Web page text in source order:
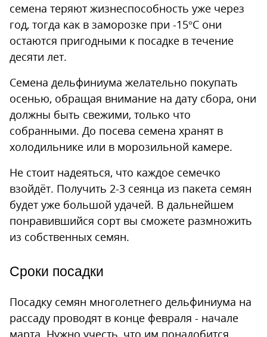
семена теряют жизнеспособность уже через
год, тогда как в заморозке при -15°С они
остаются пригодными к посадке в течение
десяти лет.
Семена дельфиниума желательно покупать
осенью, обращая внимание на дату сбора, они
должны быть свежими, только что
собранными. До посева семена хранят в
холодильнике или в морозильной камере.
Не стоит надеяться, что каждое семечко
взойдёт. Получить 2-3 сеянца из пакета семян
будет уже большой удачей. В дальнейшем
понравившийся сорт вы сможете размножить
из собственных семян.
Сроки посадки
Посадку семян многолетнего дельфиниума на
рассаду проводят в конце февраля - начале
марта. Нужно учесть, что им понадобится